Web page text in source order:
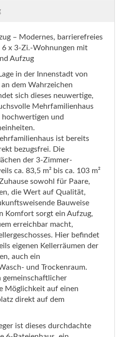
– Modernes, barrierefreies
6 x 3-Zi.-Wohnungen mit
Aufzug
in der Innenstadt von
dem Wahrzeichen
sich dieses neuwertige,
Mehrfamilienhaus
hochwertigen und
ist bereits
bezugsfrei. Die
der 3-Zimmer-
ca. 83,5 m² bis ca. 103 m²
sowohl für Paare,
die Wert auf Qualität,
Bauweise
Komfort sorgt ein Aufzug,
erreichbar macht,
Hier befindet
eigenen Kellerräumen der
auch ein
und Trockenraum.
gemeinschaftlicher
Möglichkeit auf einen
direkt auf dem
ist dieses durchdachte